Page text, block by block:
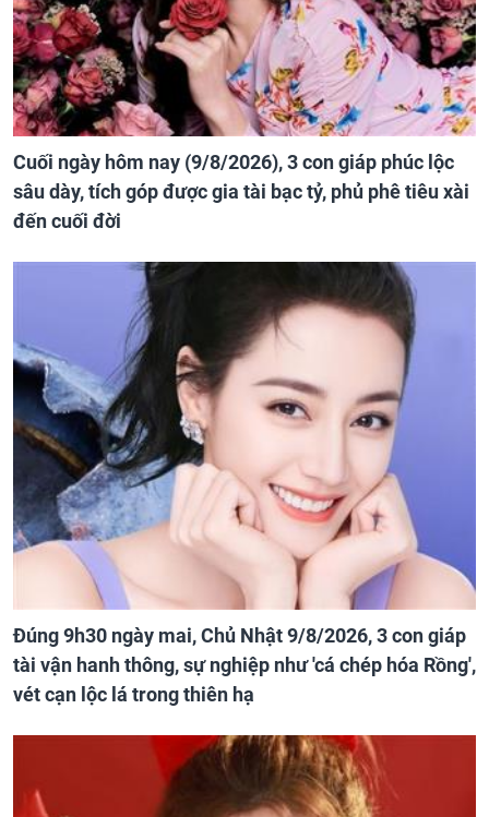
Cuối ngày hôm nay (9/8/2026), 3 con giáp phúc lộc
sâu dày, tích góp được gia tài bạc tỷ, phủ phê tiêu xài
đến cuối đời
Đúng 9h30 ngày mai, Chủ Nhật 9/8/2026, 3 con giáp
tài vận hanh thông, sự nghiệp như 'cá chép hóa Rồng',
vét cạn lộc lá trong thiên hạ